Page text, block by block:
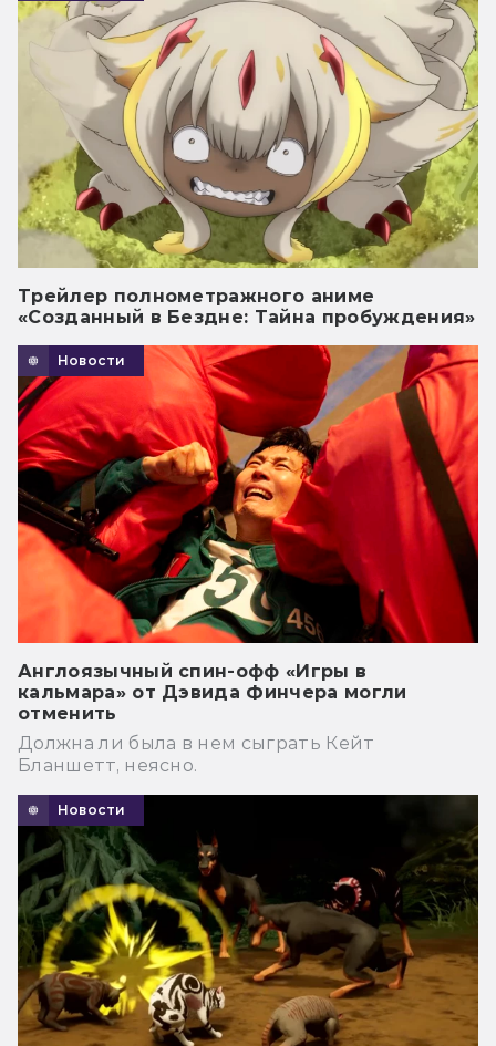
Трейлер полнометражного аниме
«Созданный в Бездне: Тайна пробуждения»
Новости
Англоязычный спин-офф «Игры в
кальмара» от Дэвида Финчера могли
отменить
Должна ли была в нем сыграть Кейт
Бланшетт, неясно.
Новости